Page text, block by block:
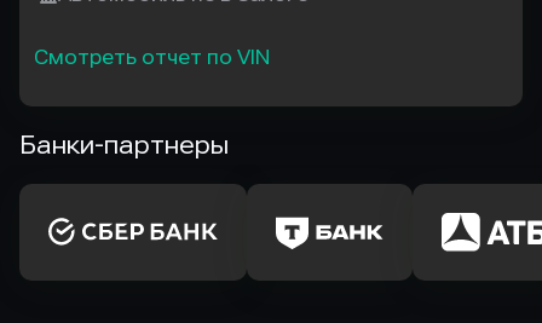
Смотреть отчет по VIN
Банки-партнеры